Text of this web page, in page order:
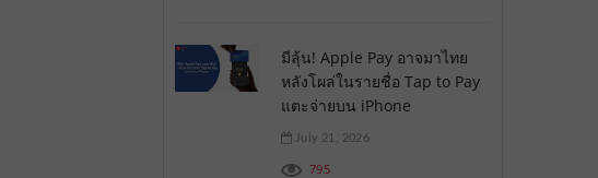
มีลุ้น! Apple Pay อาจมาไทย
หลังโผล่ในรายชื่อ Tap to Pay
แตะจ่ายบน iPhone
July 21, 2026
795